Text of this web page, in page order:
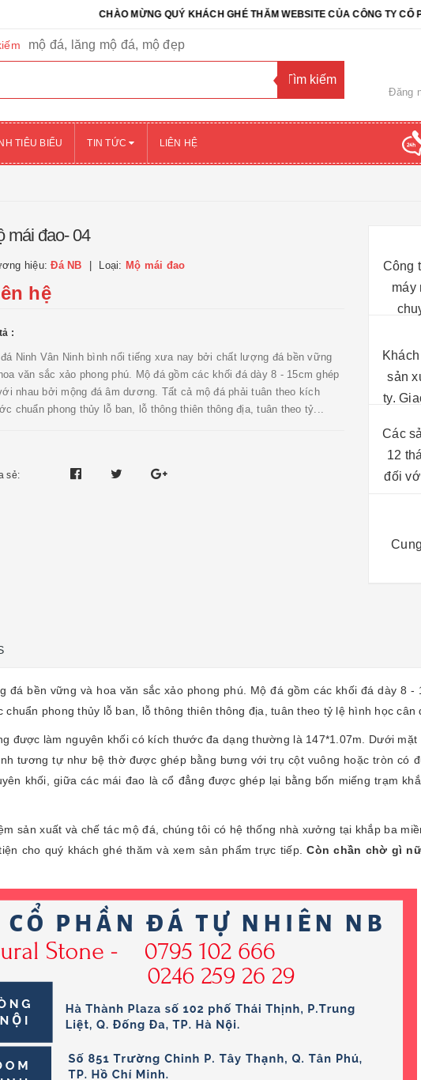
CHÀO MỪNG QUÝ KHÁCH GHÉ THĂM WEBSITE CỦA CÔNG TY CỔ
mộ đá, lăng mộ đá, mộ đẹp
Đăng
TIÊU BIỂU TIN TỨC LIÊN HỆ
mái đao- 04
hiệu:Đá NB Loại: Mộ mái đao
hệ
:
đá Ninh Vân Ninh bình nổi tiếng xưa nay bởi chất lượng đá bền vững
văn sắc xảo phong phú. Mộ đá gồm các khối đá dày 8 - 15cm ghép
nhau bởi mộng đá âm dương. Tất cả mộ đá phải tuân theo kích
chuẩn phong thủy lỗ ban, lỗ thông thiên thông địa, tuân theo tỷ...
sẻ:
Công
máy
sản
ty.
Các
12
đối
đá bền vững và hoa văn sắc xảo phong phú. Mộ đá gồm các khối đá dày 8 -
chuẩn phong thủy lỗ ban, lỗ thông thiên thông địa, tuân theo tỷ lệ hình học cân
được làm nguyên khối có kích thước đa dạng thường là 147*1.07m. Dưới
tương tự như bệ thờ được ghép bằng bưng với trụ cột vuông hoặc tròn có
khối, giữa các mái đao là cổ đẳng được ghép lại bằng bốn miếng trạm
sản xuất và chế tác mộ đá, chúng tôi có hệ thống nhà xưởng tại khắp ba
cho quý khách ghé thăm và xem sản phẩm trực tiếp.Còn chần chờ gì